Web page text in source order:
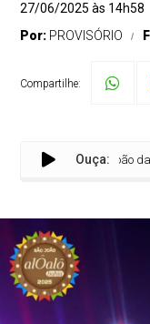
27/06/2025 às 14h58
Por: PROVISÓRIO
Compartilhe:
Ouça:
São João da Bahia